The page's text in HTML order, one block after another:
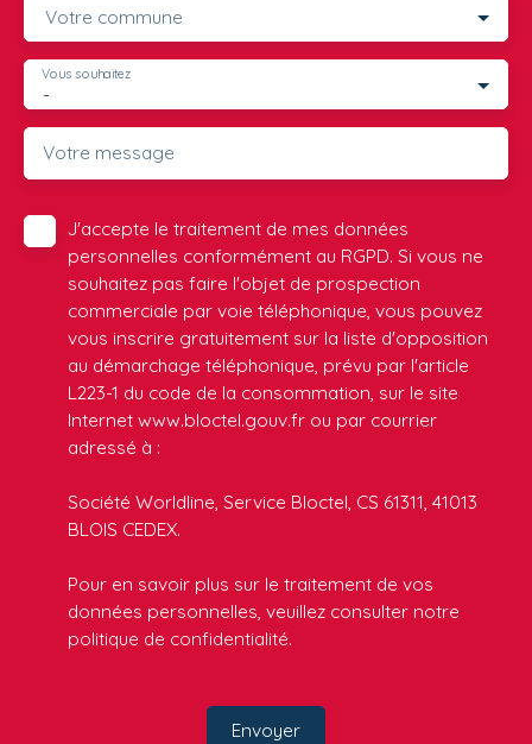
Votre commune
-
Vous souhaitez
Votre message
J'accepte le traitement de mes données
personnelles conformément au RGPD. Si vous ne
souhaitez pas faire l'objet de prospection
commerciale par voie téléphonique, vous pouvez
vous inscrire gratuitement sur la liste d'opposition
au démarchage téléphonique, prévu par l'article
L223-1 du code de la consommation, sur le site
Internet www.bloctel.gouv.fr ou par courrier
adressé à :
Société Worldline, Service Bloctel, CS 61311, 41013
BLOIS CEDEX.
Pour en savoir plus sur le traitement de vos
données personnelles, veuillez consulter notre
politique de confidentialité.
Envoyer